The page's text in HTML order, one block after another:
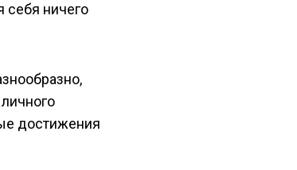
себя ничего
достижения